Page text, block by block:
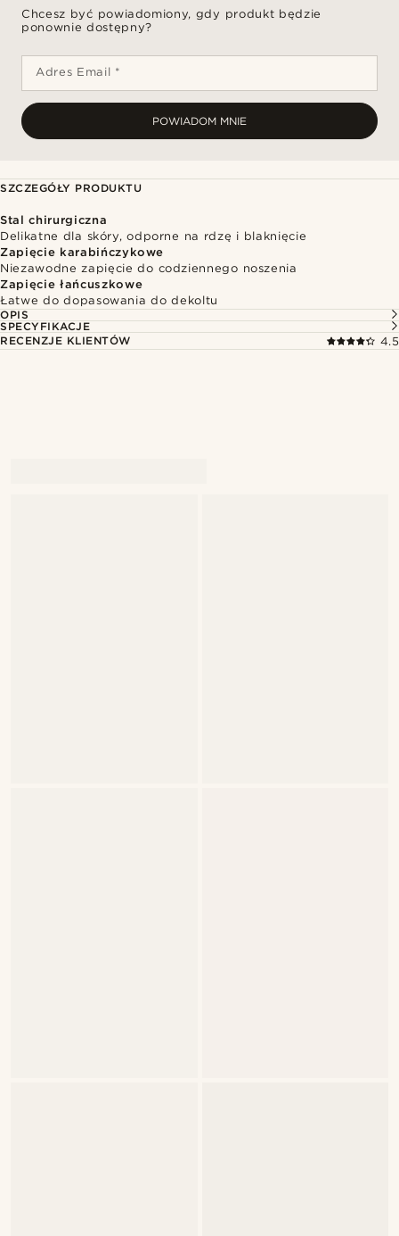
Chcesz być powiadomiony, gdy produkt będzie
ponownie dostępny?
Adres Email *
POWIADOM MNIE
SZCZEGÓŁY PRODUKTU
Stal chirurgiczna
Delikatne dla skóry, odporne na rdzę i blaknięcie
Zapięcie karabińczykowe
Niezawodne zapięcie do codziennego noszenia
Zapięcie łańcuszkowe
Łatwe do dopasowania do dekoltu
OPIS
SPECYFIKACJE
RECENZJE KLIENTÓW
4.5